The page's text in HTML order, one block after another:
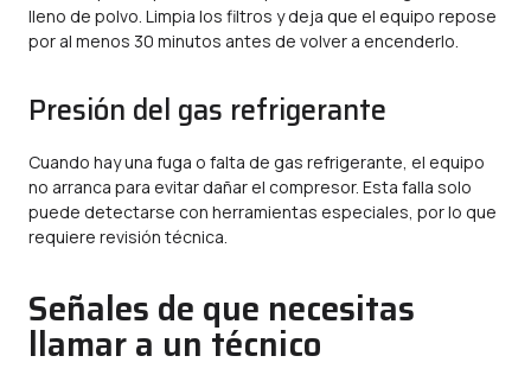
lleno de polvo. Limpia los filtros y deja que el equipo repose
por al menos 30 minutos antes de volver a encenderlo.
Presión del gas refrigerante
Cuando hay una fuga o falta de gas refrigerante, el equipo
no arranca para evitar dañar el compresor. Esta falla solo
puede detectarse con herramientas especiales, por lo que
requiere revisión técnica.
Señales de que necesitas
llamar a un técnico